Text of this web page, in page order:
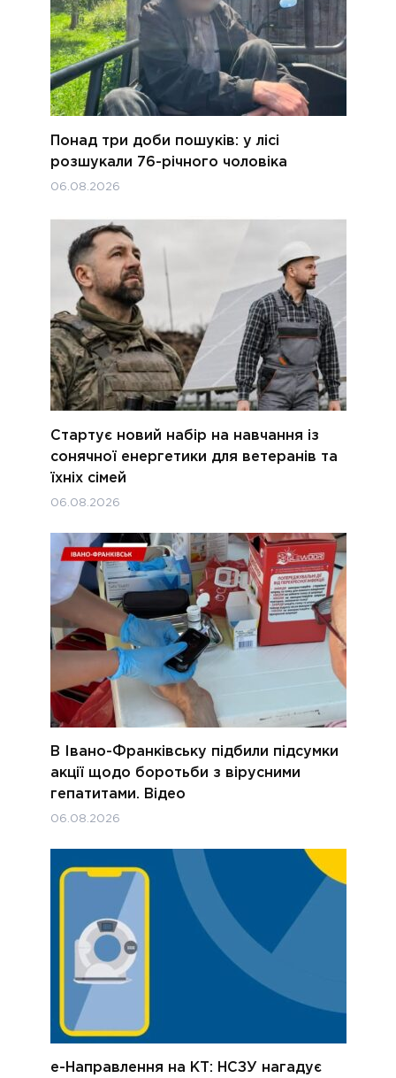
Понад три доби пошуків: у лісі
розшукали 76-річного чоловіка
06.08.2026
Стартує новий набір на навчання із
сонячної енергетики для ветеранів та
їхніх сімей
06.08.2026
В Івано-Франківську підбили підсумки
акції щодо боротьби з вірусними
гепатитами. Відео
06.08.2026
е-Направлення на КТ: НСЗУ нагадує